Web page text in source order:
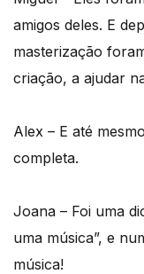
amigos deles. E
masterização
criação, a ajudar
Alex – E até
completa.
Joana – Foi uma
uma música”, e
música!